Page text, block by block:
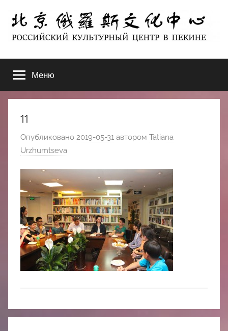
содержимому
北
京
俄
罗
斯
文
化
中
心
ЦЕНТР
В
ПЕКИНЕ
Меню
11
Опубликовано 2019-05-31 автором Tatiana
Urzhumtseva